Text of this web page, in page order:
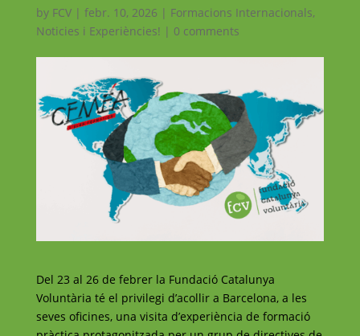
by FCV| febr. 10, 2026 | Formacions Internacionals,
Noticies i Experiències! | 0 comments
Del 23 al 26 de febrer la Fundació Catalunya
Voluntària té el privilegi d’acollir a Barcelona, a les
seves oficines, una visita d’experiència de formació